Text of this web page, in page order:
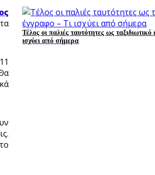
Τέλος οι παλιές ταυτότητες ως
ισχύει από σήμερα